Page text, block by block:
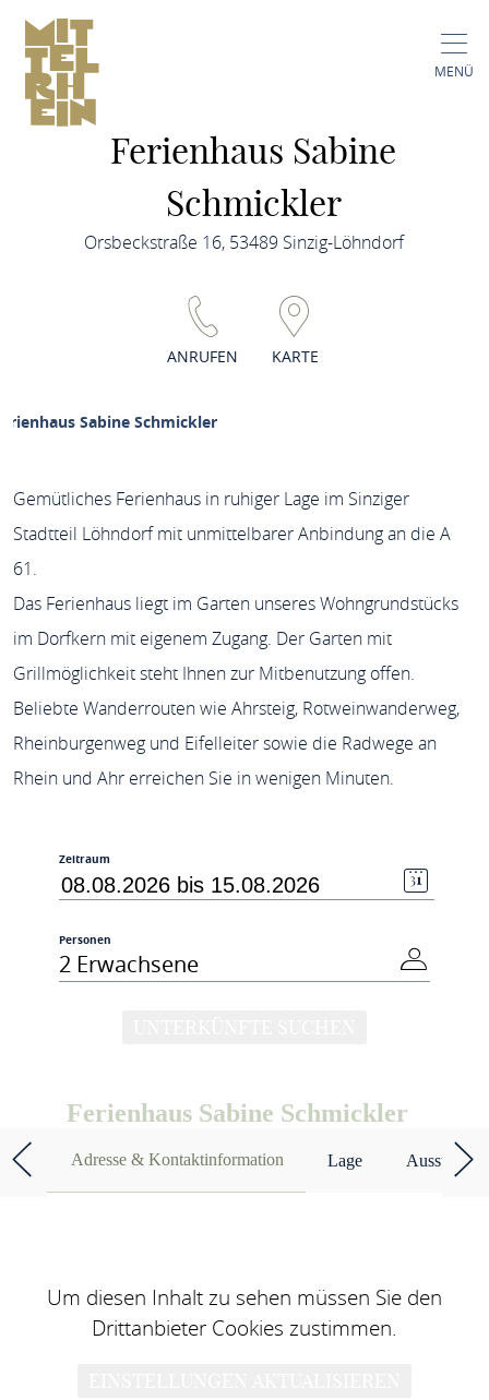
MENÜ
Ferienhaus Sabine
Schmickler
Orsbeckstraße 16, 53489 Sinzig-Löhndorf
ANRUFEN KARTE
Sabine Schmickler
Gemütliches Ferienhaus in ruhiger Lage im Sinziger
Stadtteil Löhndorf mit unmittelbarer Anbindung an die A
61.
Das Ferienhaus liegt im Garten unseres Wohngrundstücks
im Dorfkern mit eigenem Zugang. Der Garten mit
Grillmöglichkeit steht Ihnen zur Mitbenutzung offen.
Beliebte Wanderrouten wie Ahrsteig, Rotweinwanderweg,
Rheinburgenweg und Eifelleiter sowie die Radwege an
Rhein und Ahr erreichen Sie in wenigen Minuten.
Zeitraum
Personen
2 Erwachsene
Ferienhaus Sabine Schmickler
Adresse & Kontaktinformation Lage
Um diesen Inhalt zu sehen müssen Sie den
Drittanbieter Cookies zustimmen.